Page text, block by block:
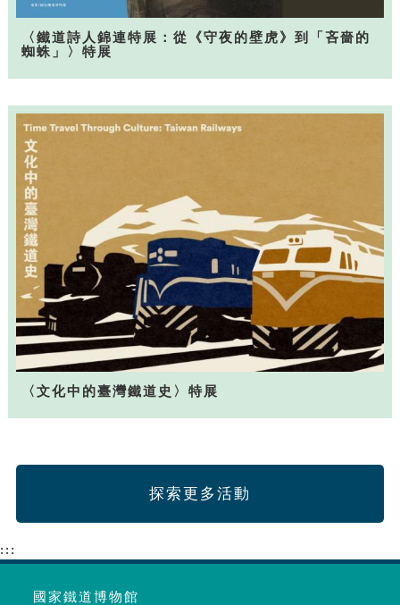
〈鐵道詩人錦連特展：從《守夜的壁虎》到「吝嗇的
蜘蛛」〉特展
〈文化中的臺灣鐵道史〉特展
探索更多活動
:::
國家鐵道博物館